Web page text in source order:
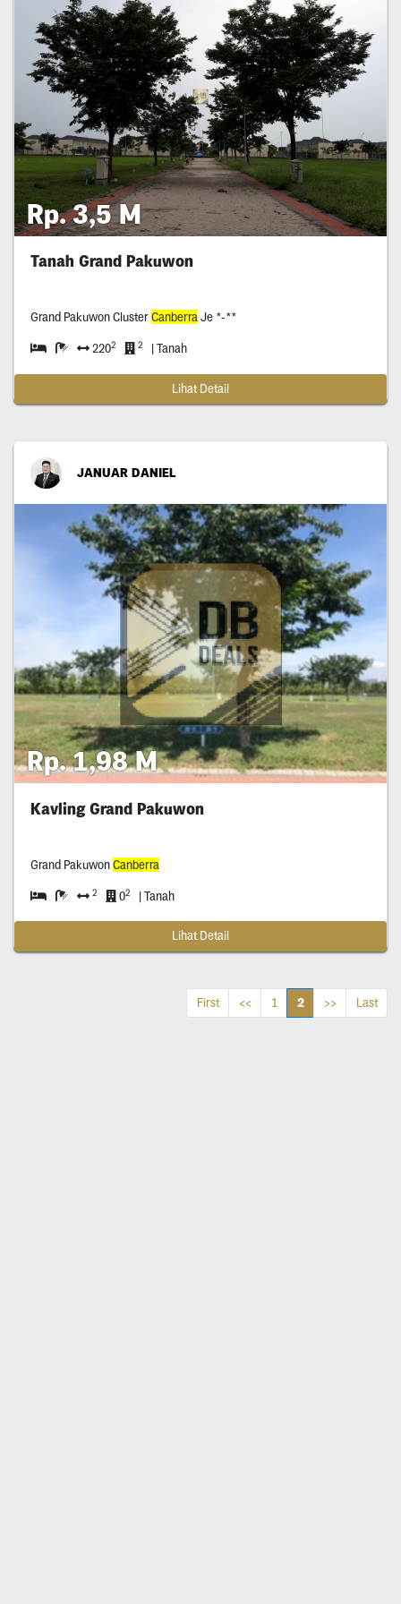
Rp. 3,5 M
Tanah Grand Pakuwon
Grand Pakuwon ClusterCanberraJe *-**
2202 2 | Tanah
Lihat Detail
JANUAR DANIEL
Rp. 1,98 M
Kavling Grand Pakuwon
Grand PakuwonCanberra
2 02 | Tanah
Lihat Detail
First << 1 2 >> Last